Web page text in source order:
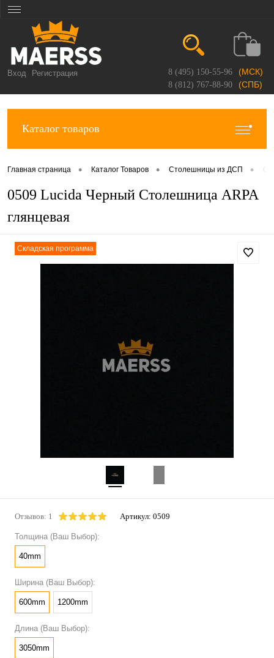
Вход Регистрация 8 (495) 150-55-96 (МСК)
8 (812) 767-88-90 (СПБ)
Каталог товаров
Главная страница • Каталог Товаров • Столешницы из ДСП •
0509 Lucida Черный Столешница ARPA
глянцевая
Складская программа
Отзывов: 1 Артикул: 0509
Толщина (Ваш Выбор):
40mm
Ширина (Ваш Выбор):
600mm 1200mm
Длина (Ваш Выбор):
3050mm